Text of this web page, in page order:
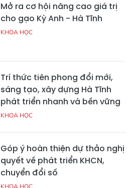
Mở ra cơ hội nâng cao giá trị
cho gạo Kỳ Anh - Hà Tĩnh
KHOA HỌC
Trí thức tiên phong đổi mới,
sáng tạo, xây dựng Hà Tĩnh
phát triển nhanh và bền vững
KHOA HỌC
Góp ý hoàn thiện dự thảo nghị
quyết về phát triển KHCN,
chuyển đổi số
KHOA HỌC